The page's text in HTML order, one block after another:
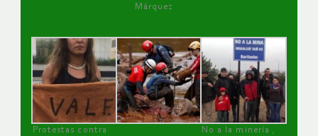
Márquez
Protestas contra
No a la minería ,